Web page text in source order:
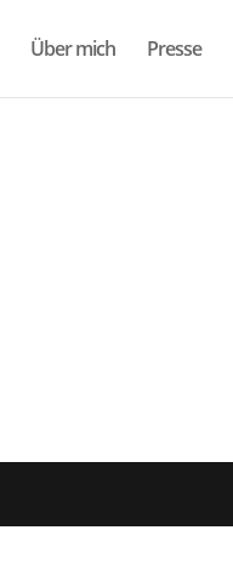
Über mich Presse